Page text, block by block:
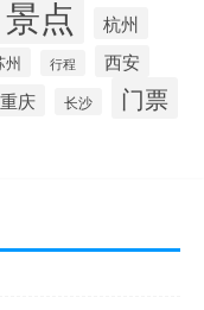
景点 杭州
州 行程 西安
重庆 长沙 门票